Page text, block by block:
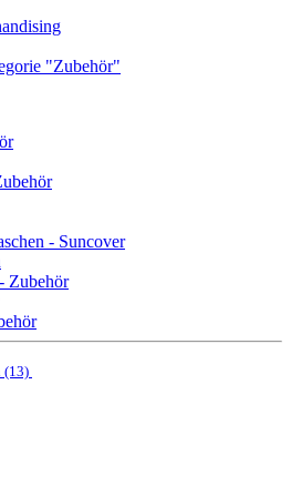
"Zubehör"
- Suncover
Zubehör
(13)